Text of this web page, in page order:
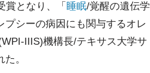
となり、「 睡眠/覚醒の遺伝学
シーの病因にも関与するオレ
IIIS)機構長/テキサス大学サ
。